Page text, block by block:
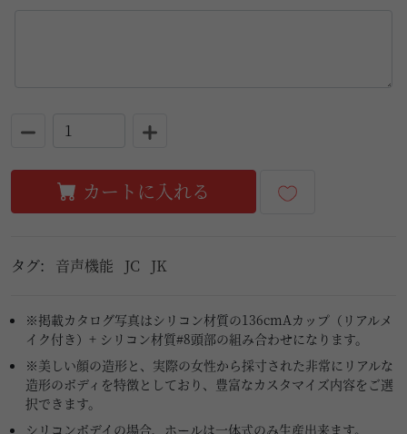
カートに入れる
タグ: 音声機能 JC JK
※掲載カタログ写真はシリコン材質の136cmAカップ（リアルメ
イク付き）+ シリコン材質#8頭部の組み合わせになります。
※美しい顔の造形と、実際の女性から採寸された非常にリアルな
造形のボディを特徴としており、豊富なカスタマイズ内容をご選
択できます。
シリコンボデイの場合、ホールは一体式のみ生産出来ます。